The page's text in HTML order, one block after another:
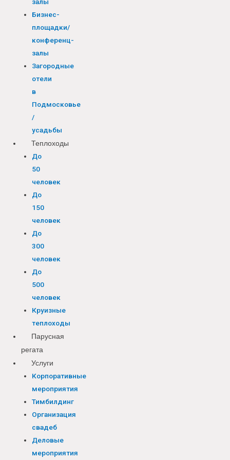
Бизнес-
площадки/
конференц-
залы
Загородные
отели
в
Подмосковье
/
усадьбы
Теплоходы
До
50
человек
До
150
человек
До
300
человек
До
500
человек
Круизные
теплоходы
Парусная
регата
Услуги
Корпоративные
мероприятия
Тимбилдинг
Организация
свадеб
Деловые
мероприятия